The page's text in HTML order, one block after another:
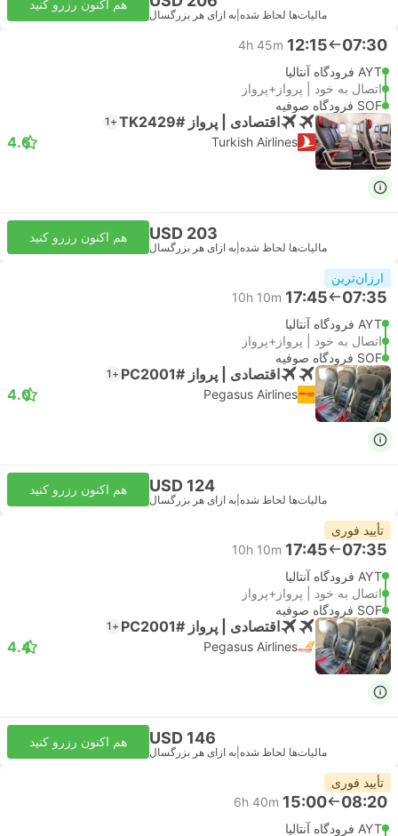
مالیات‌ها لحاظ شده به ازای هر بزرگسال
هم اکنون رزرو کنید
07:30
12:15
4h 45m
AYT فرودگاه آنتالیا
اتصال به خود | پرواز+پرواز
SOF فرودگاه صوفیه
اقتصادی | پرواز #TK2429 +1
Turkish Airlines
4.6
USD 203
مالیات‌ها لحاظ شده به ازای هر بزرگسال
هم اکنون رزرو کنید
ارزان‌ترین
07:35
17:45
10h 10m
AYT فرودگاه آنتالیا
اتصال به خود | پرواز+پرواز
SOF فرودگاه صوفیه
اقتصادی | پرواز #PC2001 +1
Pegasus Airlines
4.0
USD 124
مالیات‌ها لحاظ شده به ازای هر بزرگسال
هم اکنون رزرو کنید
تأیید فوری
07:35
17:45
10h 10m
AYT فرودگاه آنتالیا
اتصال به خود | پرواز+پرواز
SOF فرودگاه صوفیه
اقتصادی | پرواز #PC2001 +1
Pegasus Airlines
4.4
USD 146
مالیات‌ها لحاظ شده به ازای هر بزرگسال
هم اکنون رزرو کنید
تأیید فوری
08:20
15:00
6h 40m
AYT فرودگاه آنتالیا